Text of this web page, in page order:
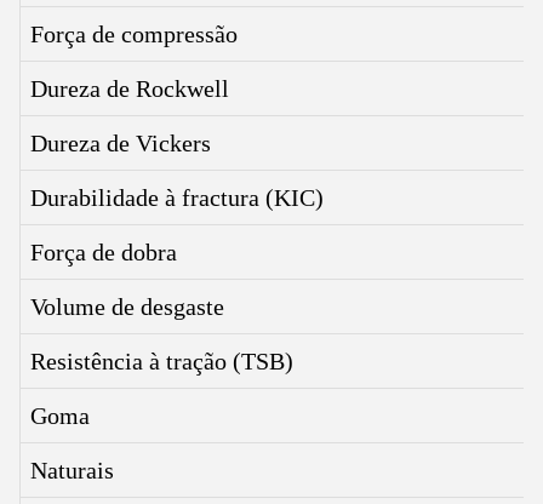
Força de compressão
Dureza de Rockwell
Dureza de Vickers
Durabilidade à fractura (KIC)
Força de dobra
Volume de desgaste
Resistência à tração (TSB)
Goma
Naturais